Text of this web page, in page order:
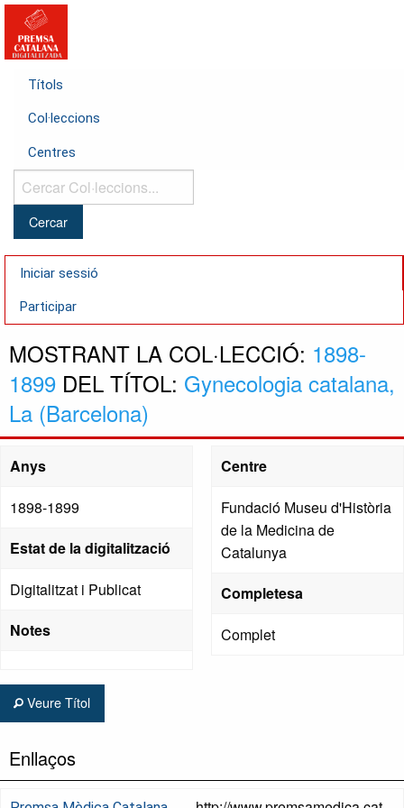
Títols
Col·leccions
Centres
Cercar
Col·leccions...
Iniciar sessió
Participar
MOSTRANT LA COL·LECCIÓ: 1898-
1899 DEL TÍTOL: Gynecologia catalana,
La (Barcelona)
Anys
1898-1899
Estat de la digitalització
Digitalitzat i Publicat
Notes
Centre
Fundació Museu d'Història
de la Medicina de
Catalunya
Completesa
Complet
Veure Títol
Enllaços